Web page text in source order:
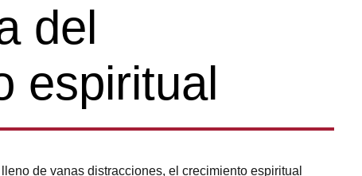
del
espiritual
de vanas distracciones, el crecimiento espiritual